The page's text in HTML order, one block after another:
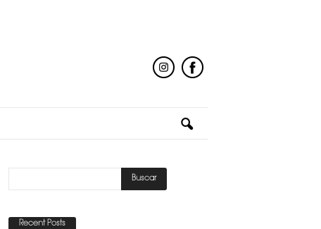
Recent Posts